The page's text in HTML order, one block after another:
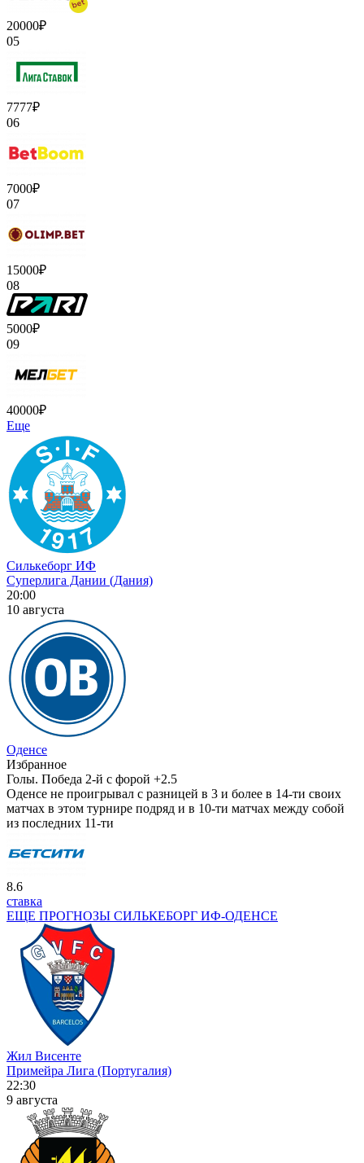
20000₽
05
7777₽
06
7000₽
07
15000₽
08
5000₽
09
40000₽
Еще
Силькеборг ИФ
Суперлига Дании (Дания)
20:00
10 августа
Оденсе
Избранное
Голы. Победа 2-й с форой +2.5
Оденсе не проигрывал с разницей в 3 и более в 14-ти своих
матчах в этом турнире подряд и в 10-ти матчах между собой
из последних 11-ти
8.6
ставка
ЕЩЕ ПРОГНОЗЫ СИЛЬКЕБОРГ ИФ-ОДЕНСЕ
Жил Висенте
Примейра Лига (Португалия)
22:30
9 августа